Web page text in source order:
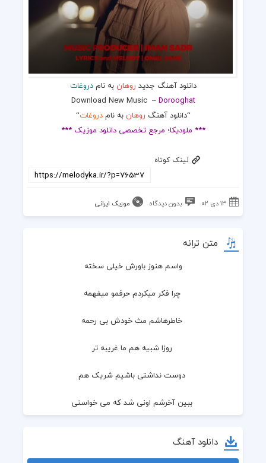
دانلود آهنگ جدید روهان به نامدروغات
Download New Music –Dorooghat
“دانلود آهنگ روهان به نامدروغات“
*** ملودیکا؛ مرجع تخصصی دانلود موزیک ***
لینک کوتاه
۱۳ دی ۰۲ بدون دیدگاه موزیک ایرانی
متن ترانه
واسم هنوز باورش خیلی سخته
چرا فکر میکردم حرفمو میفهمه
خاطرهاشم مث خودش بی رحمه
روزا شبیه هم ما غریبه تر
دوست نداشتی باشیم شریک هم
ببین آخرشم اونی شد که می خواستی
ازین ادمی که ساختی یه کمی بترس
دانلود آهنگ